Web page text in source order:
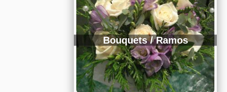
Bouquets / Ramos